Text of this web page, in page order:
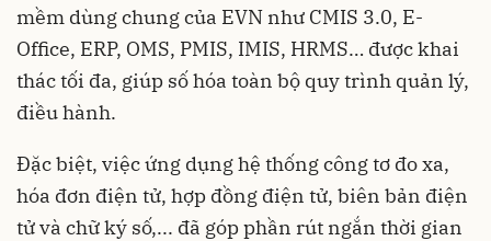
mềm dùng chung của EVN như CMIS 3.0, E-
Office, ERP, OMS, PMIS, IMIS, HRMS… được khai
thác tối đa, giúp số hóa toàn bộ quy trình quản lý,
điều hành.
Đặc biệt, việc ứng dụng hệ thống công tơ đo xa,
hóa đơn điện tử, hợp đồng điện tử, biên bản điện
tử và chữ ký số,... đã góp phần rút ngắn thời gian